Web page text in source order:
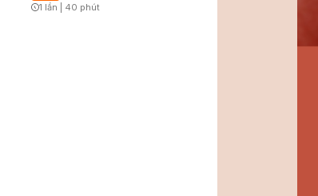
Timer Gray Icon
1 lần 40 phút